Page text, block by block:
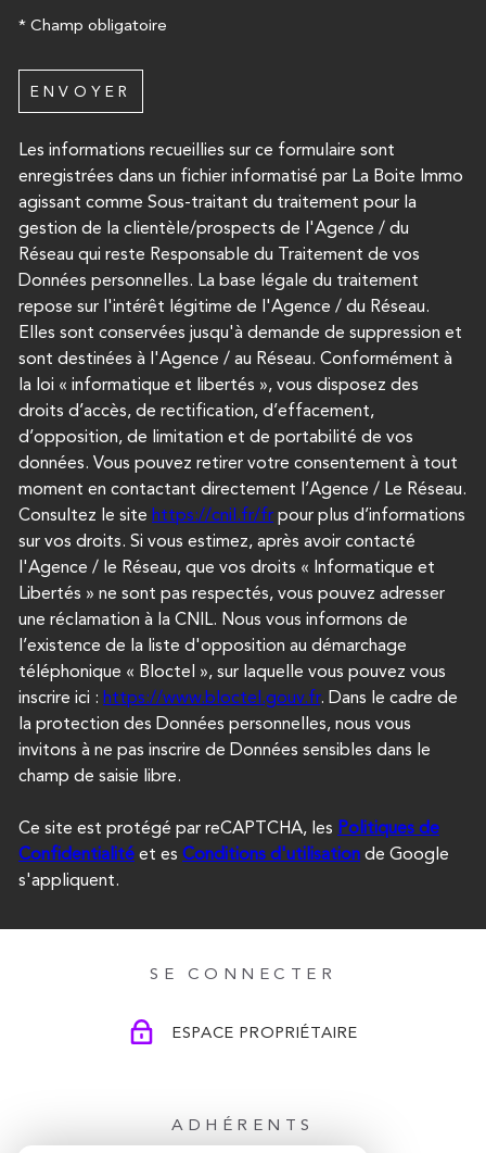
* Champ obligatoire
ENVOYER
Les informations recueillies sur ce formulaire sont
enregistrées dans un fichier informatisé par La Boite Immo
agissant comme Sous-traitant du traitement pour la
gestion de la clientèle/prospects de l'Agence / du
Réseau qui reste Responsable du Traitement de vos
Données personnelles. La base légale du traitement
repose sur l'intérêt légitime de l'Agence / du Réseau.
Elles sont conservées jusqu'à demande de suppression et
sont destinées à l'Agence / au Réseau. Conformément à
la loi « informatique et libertés », vous disposez des
droits d’accès, de rectification, d’effacement,
d’opposition, de limitation et de portabilité de vos
données. Vous pouvez retirer votre consentement à tout
moment en contactant directement l’Agence / Le Réseau.
Consultez le site https://cnil.fr/fr pour plus d’informations
sur vos droits. Si vous estimez, après avoir contacté
l'Agence / le Réseau, que vos droits « Informatique et
Libertés » ne sont pas respectés, vous pouvez adresser
une réclamation à la CNIL. Nous vous informons de
l’existence de la liste d'opposition au démarchage
téléphonique « Bloctel », sur laquelle vous pouvez vous
inscrire ici : https://www.bloctel.gouv.fr. Dans le cadre de
la protection des Données personnelles, nous vous
invitons à ne pas inscrire de Données sensibles dans le
champ de saisie libre.
Ce site est protégé par reCAPTCHA, les Politiques de
Confidentialité et es Conditions d'utilisation de Google
s'appliquent.
SE CONNECTER
ESPACE PROPRIÉTAIRE
ADHÉRENTS